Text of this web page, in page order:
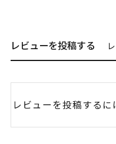
レビューを投稿する
レビューを投稿するに